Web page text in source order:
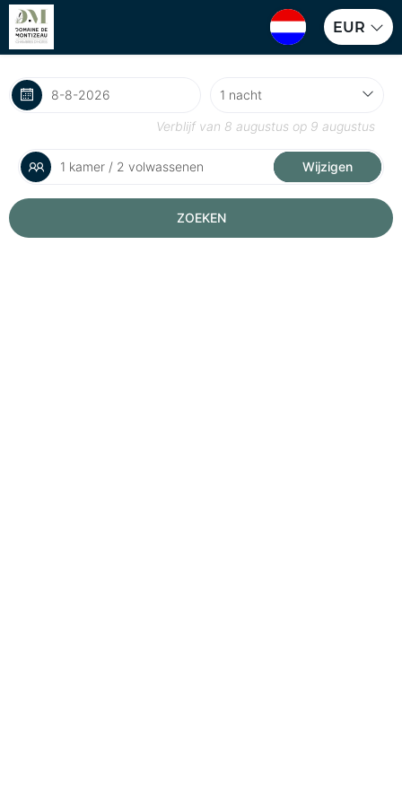
EUR
Verblijf van 8 augustus op 9 augustus
1 kamer / 2 volwassenen Wijzigen